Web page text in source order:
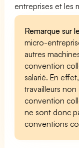
entreprises et les
Remarque sur
micro-
autres
convention
salarié. En
travailleurs non
convention
ne sont donc
conventions